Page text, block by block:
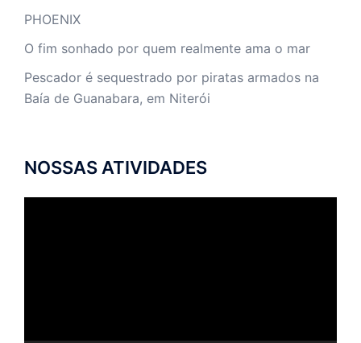
PHOENIX
O fim sonhado por quem realmente ama o mar
Pescador é sequestrado por piratas armados na
Baía de Guanabara, em Niterói
NOSSAS ATIVIDADES